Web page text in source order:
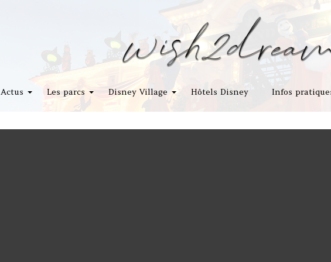
Actus Les parcs Disney Village Hôtels Disney Infos